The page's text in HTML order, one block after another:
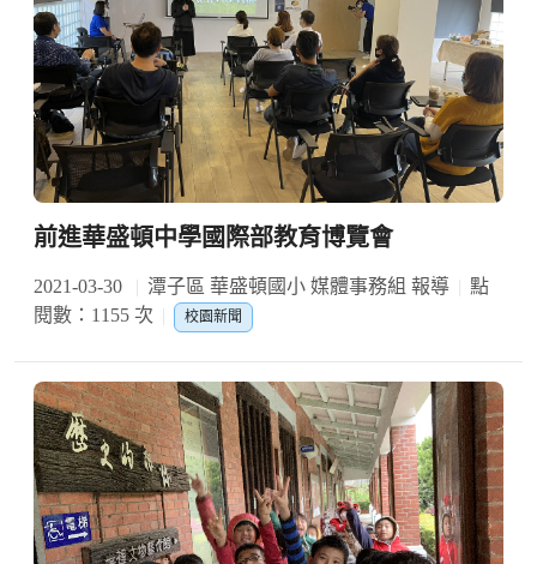
前進華盛頓中學國際部教育博覽會
2021-03-30 潭子區 華盛頓國小 媒體事務組 報導
點
閱數：1155 次
校園新聞